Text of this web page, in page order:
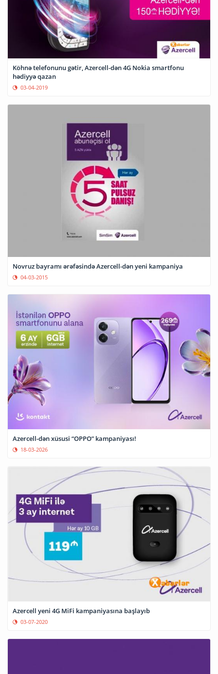
Köhnə telefonunu gətir, Azercell-dən 4G Nokia smartfonu
hədiyyə qazan
03-04-2019
Novruz bayramı ərəfəsində Azercell-dən yeni kampaniya
04-03-2015
Azercell-dən xüsusi “OPPO” kampaniyası!
18-03-2026
Azercell yeni 4G MiFi kampaniyasına başlayıb
03-07-2020